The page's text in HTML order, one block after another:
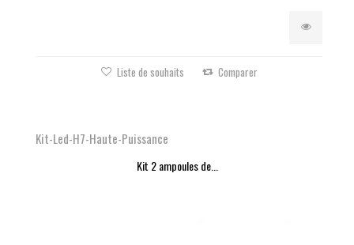
Liste de souhaits Comparer
Kit-Led-H7-Haute-Puissance
Kit 2 ampoules de...